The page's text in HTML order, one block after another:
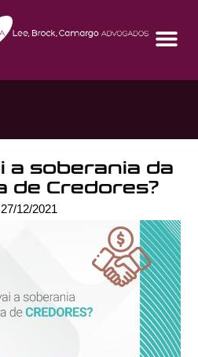
a soberania da
de Credores?
27/12/2021